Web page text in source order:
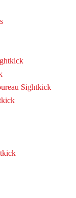
Sightkick